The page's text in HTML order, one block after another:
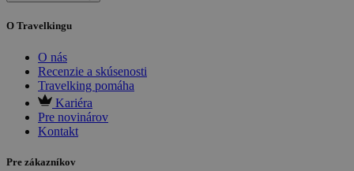
O Travelkingu
O nás
Recenzie a skúsenosti
Travelking pomáha
Kariéra
Pre novinárov
Kontakt
Pre zákazníkov